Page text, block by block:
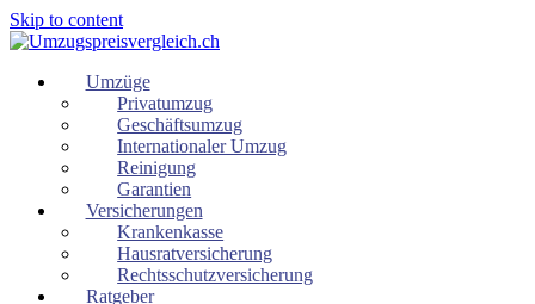
Skip to content
Umzüge
Privatumzug
Geschäftsumzug
Internationaler Umzug
Reinigung
Garantien
Versicherungen
Krankenkasse
Hausratversicherung
Rechtsschutzversicherung
Ratgeber